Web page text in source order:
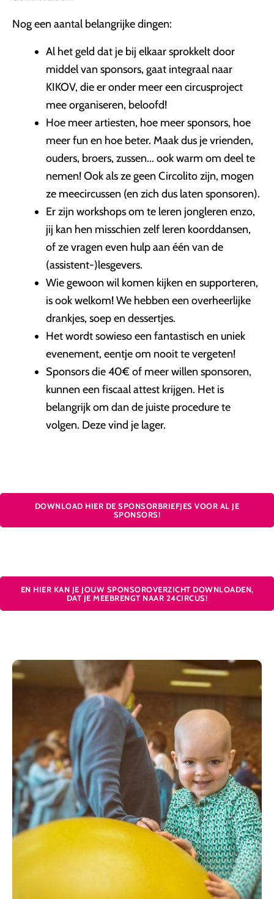
Nog een aantal belangrijke dingen:
Al het geld dat je bij elkaar sprokkelt door
middel van sponsors, gaat integraal naar
KIKOV, die er onder meer een circusproject
mee organiseren, beloofd!
Hoe meer artiesten, hoe meer sponsors, hoe
meer fun en hoe beter. Maak dus je vrienden,
ouders, broers, zussen... ook warm om deel te
nemen! Ook als ze geen Circolito zijn, mogen
ze meecircussen (en zich dus laten sponsoren).
Er zijn workshops om te leren jongleren enzo,
jij kan hen misschien zelf leren koorddansen,
of ze vragen even hulp aan één van de
(assistent-)lesgevers.
Wie gewoon wil komen kijken en supporteren,
is ook welkom! We hebben een overheerlijke
drankjes, soep en dessertjes.
Het wordt sowieso een fantastisch en uniek
evenement, eentje om nooit te vergeten!
Sponsors die 40€ of meer willen sponsoren,
kunnen een fiscaal attest krijgen. Het is
belangrijk om dan de juiste procedure te
volgen. Deze vind je lager.
DOWNLOAD HIER DE SPONSORBRIEFJES VOOR AL JE
SPONSORS!
EN HIER KAN JE JOUW SPONSOROVERZICHT DOWNLOADEN,
DAT JE MEEBRENGT NAAR 24CIRCUS!